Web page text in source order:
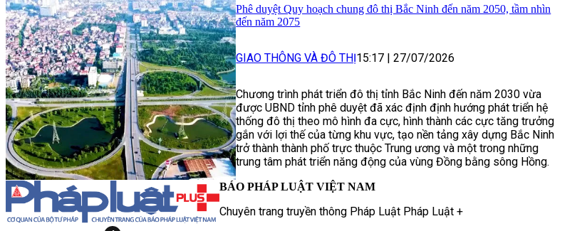
Phê duyệt Quy hoạch chung đô thị Bắc Ninh đến năm 2050, tầm nhìn
đến năm 2075
GIAO THÔNG VÀ ĐÔ THỊ15:17 27/07/2026
Chương trình phát triển đô thị tỉnh Bắc Ninh đến năm 2030 vừa
được UBND tỉnh phê duyệt đã xác định định hướng phát triển hệ
thống đô thị theo mô hình đa cực, hình thành các cực tăng trưởng
gắn với lợi thế của từng khu vực, tạo nền tảng xây dựng Bắc Ninh
trở thành thành phố trực thuộc Trung ương và một trong những
trung tâm phát triển năng động của vùng Đồng bằng sông Hồng.
BÁO PHÁP LUẬT VIỆT NAM
Chuyên trang truyền thông Pháp Luật Pháp Luật +